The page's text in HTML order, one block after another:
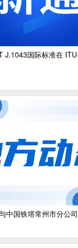
J.1043国际标准在
中国铁塔常州市分公